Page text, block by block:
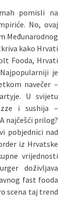
pomisli na
No, ovaj
Međunarodnog
kako Hrvati
Fooda, Hrvati
je
navečer –
U svijetu
i sushija –
najčešći prilog?
pobjednici nad
iz Hrvatske
vrijednosti
doživljava
fast fooda
scena taj trend